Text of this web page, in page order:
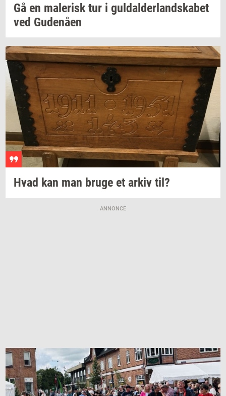
Gå en ma­le­risktur i gul­dal­der­land­ska­bet
ved Gu­denå­en
Hvad kan man bruge et arkiv til?
ANNONCE